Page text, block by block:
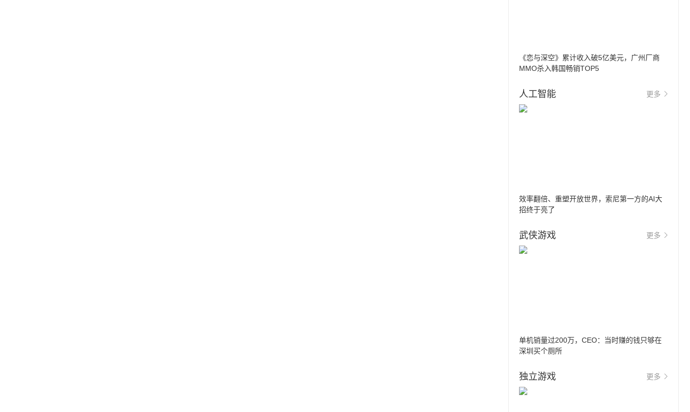
《恋与深空》累计收入破5亿美元，广州厂商
MMO杀入韩国畅销TOP5
人工智能 更多
效率翻倍、重塑开放世界，索尼第一方的AI大
招终于亮了
武侠游戏 更多
单机销量过200万，CEO：当时赚的钱只够在
深圳买个厕所
独立游戏 更多